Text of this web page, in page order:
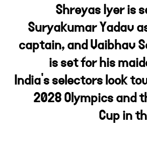
Shreyas Iyer is
Suryakumar Yadav
captain, and Vaibhav
is set for his
India's selectors look
2028 Olympics and
Cup in